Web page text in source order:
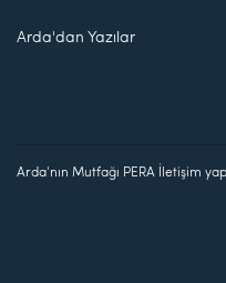
Arda'dan Yazılar
Arda'nın Mutfağı PERA İletişim